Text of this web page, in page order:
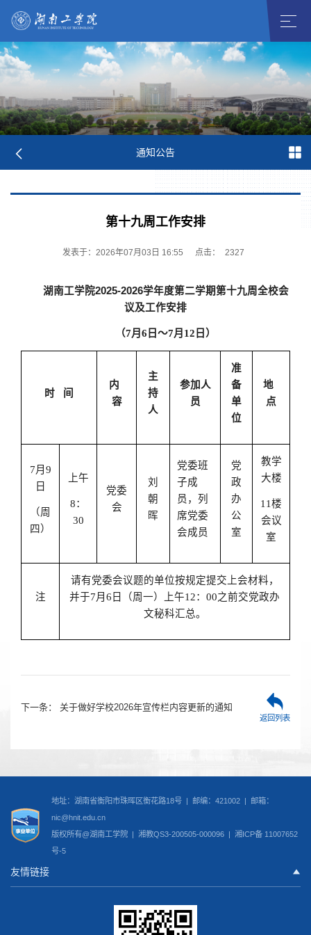
通知公告
第十九周工作安排
发表于：2026年07月03日 16:55 点击： 2327
湖南工学院2025-2026学年度第二学期第十九周全校会
议及工作安排
（7月6 日～7月 12日 ）
时 间
内
容
主
持
人
参加人
员
准
备
单
位
地
点
7月 9
日
（周
四）
上午
8：
30
党委
会
刘
朝
晖
党委班
子成
员，列
席党委
会成员
党
政
办
公
室
教学
大楼
11楼
会议
室
注
请有党委会议题的单位按规定提交上会材料，
并于7月6日（周一）上午12：00之前交党政办
文秘科汇总。
下一条： 关于做好学校2026年宣传栏内容更新的通知
返回列表
地址：湖南省衡阳市珠晖区衡花路18号 | 邮编：421002 | 邮箱：
nic@hnit.edu.cn
版权所有@湖南工学院 |湘教QS3-200505-000096 | 湘ICP备 11007652
号-5
友情链接